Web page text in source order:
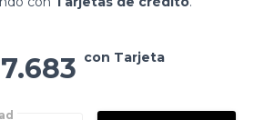
con Tarjeta